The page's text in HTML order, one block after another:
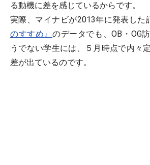
る動機に差を感じているからです。
実際、マイナビが2013年に発表した
のすすめ』のデータでも、OB・OG
うでない学生には、５月時点で内々
差が出ているのです。